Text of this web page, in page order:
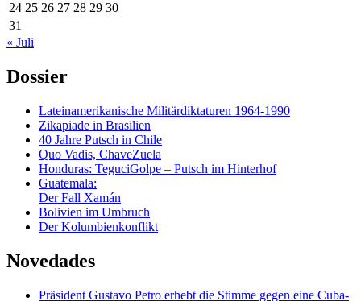
24 25 26 27 28 29 30
31
« Juli
Dossier
Lateinamerikanische Militärdiktaturen 1964-1990
Zikapiade in Brasilien
40 Jahre Putsch in Chile
Quo Vadis, ChaveZuela
Honduras: TeguciGolpe – Putsch im Hinterhof
Guatemala:
Der Fall Xamán
Bolivien im Umbruch
Der Kolumbienkonflikt
Novedades
Präsident Gustavo Petro erhebt die Stimme gegen eine Cuba-